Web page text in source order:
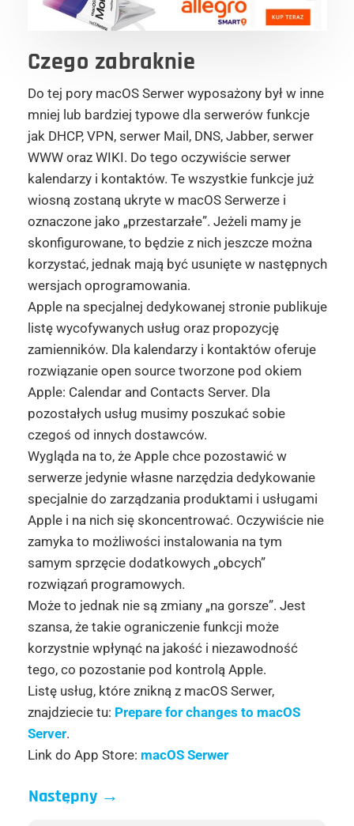
Czego zabraknie
Do tej pory macOS Serwer wyposażony był w inne
mniej lub bardziej typowe dla serwerów funkcje
jak DHCP, VPN, serwer Mail, DNS, Jabber, serwer
WWW oraz WIKI. Do tego oczywiście serwer
kalendarzy i kontaktów. Te wszystkie funkcje już
wiosną zostaną ukryte w macOS Serwerze i
oznaczone jako „przestarzałe”. Jeżeli mamy je
skonfigurowane, to będzie z nich jeszcze można
korzystać, jednak mają być usunięte w następnych
wersjach oprogramowania.
Apple na specjalnej dedykowanej stronie publikuje
listę wycofywanych usług oraz propozycję
zamienników. Dla kalendarzy i kontaktów oferuje
rozwiązanie open source tworzone pod okiem
Apple: Calendar and Contacts Server. Dla
pozostałych usług musimy poszukać sobie
czegoś od innych dostawców.
Wygląda na to, że Apple chce pozostawić w
serwerze jedynie własne narzędzia dedykowanie
specjalnie do zarządzania produktami i usługami
Apple i na nich się skoncentrować. Oczywiście nie
zamyka to możliwości instalowania na tym
samym sprzęcie dodatkowych „obcych”
rozwiązań programowych.
Może to jednak nie są zmiany „na gorsze”. Jest
szansa, że takie ograniczenie funkcji może
korzystnie wpłynąć na jakość i niezawodność
tego, co pozostanie pod kontrolą Apple.
Listę usług, które znikną z macOS Serwer,
znajdziecie tu: Prepare for changes to macOS
Server.
Link do App Store: macOS Serwer
Następny→